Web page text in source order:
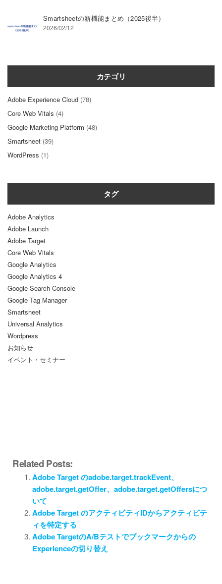
Smartsheetの新機能まとめ（2025後半）
2026/02/12
カテゴリ
Adobe Experience Cloud (78)
Core Web Vitals (4)
Google Marketing Platform (48)
Smartsheet (39)
WordPress (1)
タグ
Adobe Analytics
Adobe Launch
Adobe Target
Core Web Vitals
Google Analytics
Google Analytics 4
Google Search Console
Google Tag Manager
Smartsheet
Universal Analytics
Wordpress
お知らせ
イベント・セミナー
Related Posts:
Adobe Target のadobe.target.trackEvent、
adobe.target.getOffer、adobe.target.getOffersにつ
いて
Adobe Target のアクティビティIDからアクティビテ
ィを特定する
Adobe TargetのA/Bテストでブックマークからの
Experienceの切り替え